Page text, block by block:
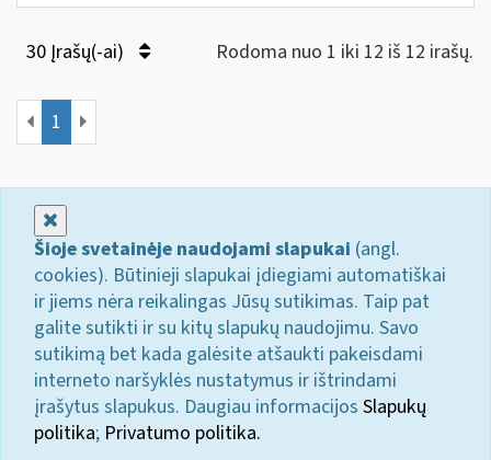
30 Įrašų(-ai) Rodoma nuo 1 iki 12 iš 12 irašų.
1
Šioje svetainėje naudojami slapukai (angl.
cookies). Būtinieji slapukai įdiegiami automatiškai
ir jiems nėra reikalingas Jūsų sutikimas. Taip pat
galite sutikti ir su kitų slapukų naudojimu. Savo
sutikimą bet kada galėsite atšaukti pakeisdami
interneto naršyklės nustatymus ir ištrindami
įrašytus slapukus. Daugiau informacijos Slapukų
politika; Privatumo politika.